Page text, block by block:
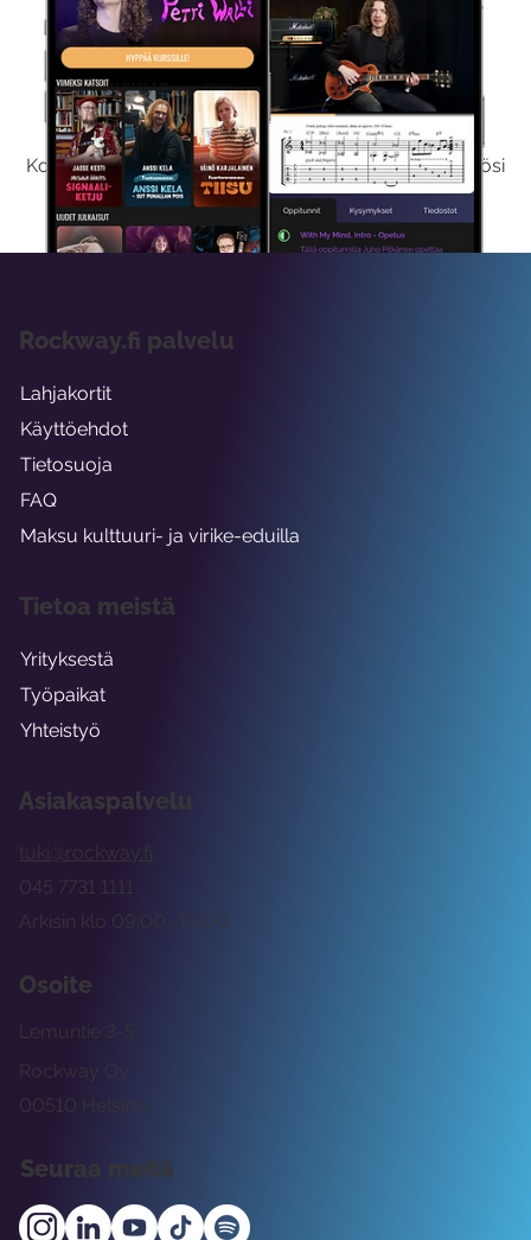
Kokeile Ilmaiseksi
Kokeilemalla ilmaiseksi saat koko sisältömme käyttöösi
viikon ajaksi.
Asiakaspalvelu
tuki@rockway.fi
Arkisin klo 09:00 -15:00
045 7731 1111
Osoite
Rockway Oy
Lemuntie 3-5
00510 Helsinki
Seuraa meitä
Rockway.fi palvelu
Lahjakortit
Käyttöehdot
Tietosuoja
FAQ
Maksu kulttuuri- ja virike-eduilla
Tietoa meistä
Yrityksestä
Työpaikat
Yhteistyö